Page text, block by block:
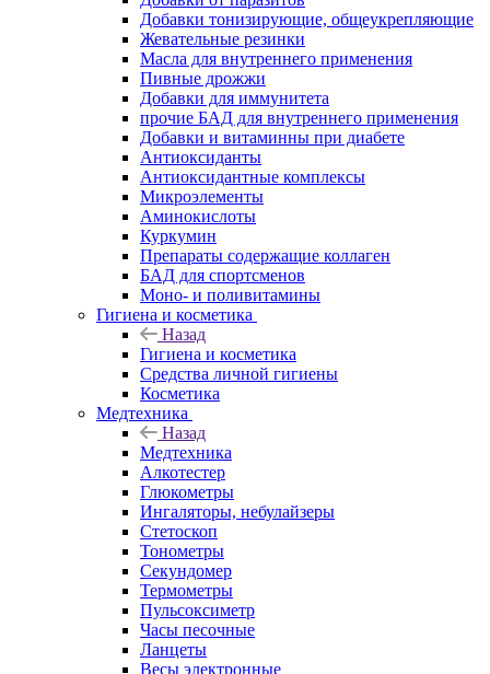
Добавки тонизирующие, общеукрепляющие
Жевательные резинки
Масла для внутреннего применения
Пивные дрожжи
Добавки для иммунитета
прочие БАД для внутреннего применения
Добавки и витаминны при диабете
Антиоксиданты
Антиоксидантные комплексы
Микроэлементы
Аминокислоты
Куркумин
Препараты содержащие коллаген
БАД для спортсменов
Моно- и поливитамины
Гигиена и косметика
Назад
Гигиена и косметика
Средства личной гигиены
Косметика
Медтехника
Назад
Медтехника
Алкотестер
Глюкометры
Ингаляторы, небулайзеры
Стетоскоп
Тонометры
Секундомер
Термометры
Пульсоксиметр
Часы песочные
Ланцеты
Весы электронные